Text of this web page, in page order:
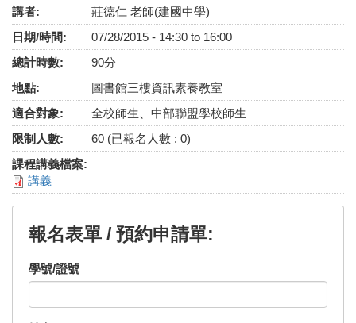
講者:
莊德仁 老師(建國中學)
日期/時間:
07/28/2015 - 14:30 to 16:00
總計時數:
90分
地點:
圖書館三樓資訊素養教室
適合對象:
全校師生、中部聯盟學校師生
限制人數:
60 (已報名人數 : 0)
課程講義檔案:
講義
報名表單 / 預約申請單:
學號/證號